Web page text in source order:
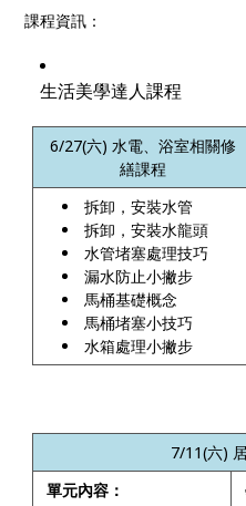
課程資訊：
生活美學達人課程
6/27(六) 水電、浴室相關修
繕課程
拆卸，安裝水管
拆卸，安裝水龍頭
水管堵塞處理技巧
漏水防止小撇步
馬桶基礎概念
馬桶堵塞小技巧
水箱處理小撇步
7/11(六)
單元內容：